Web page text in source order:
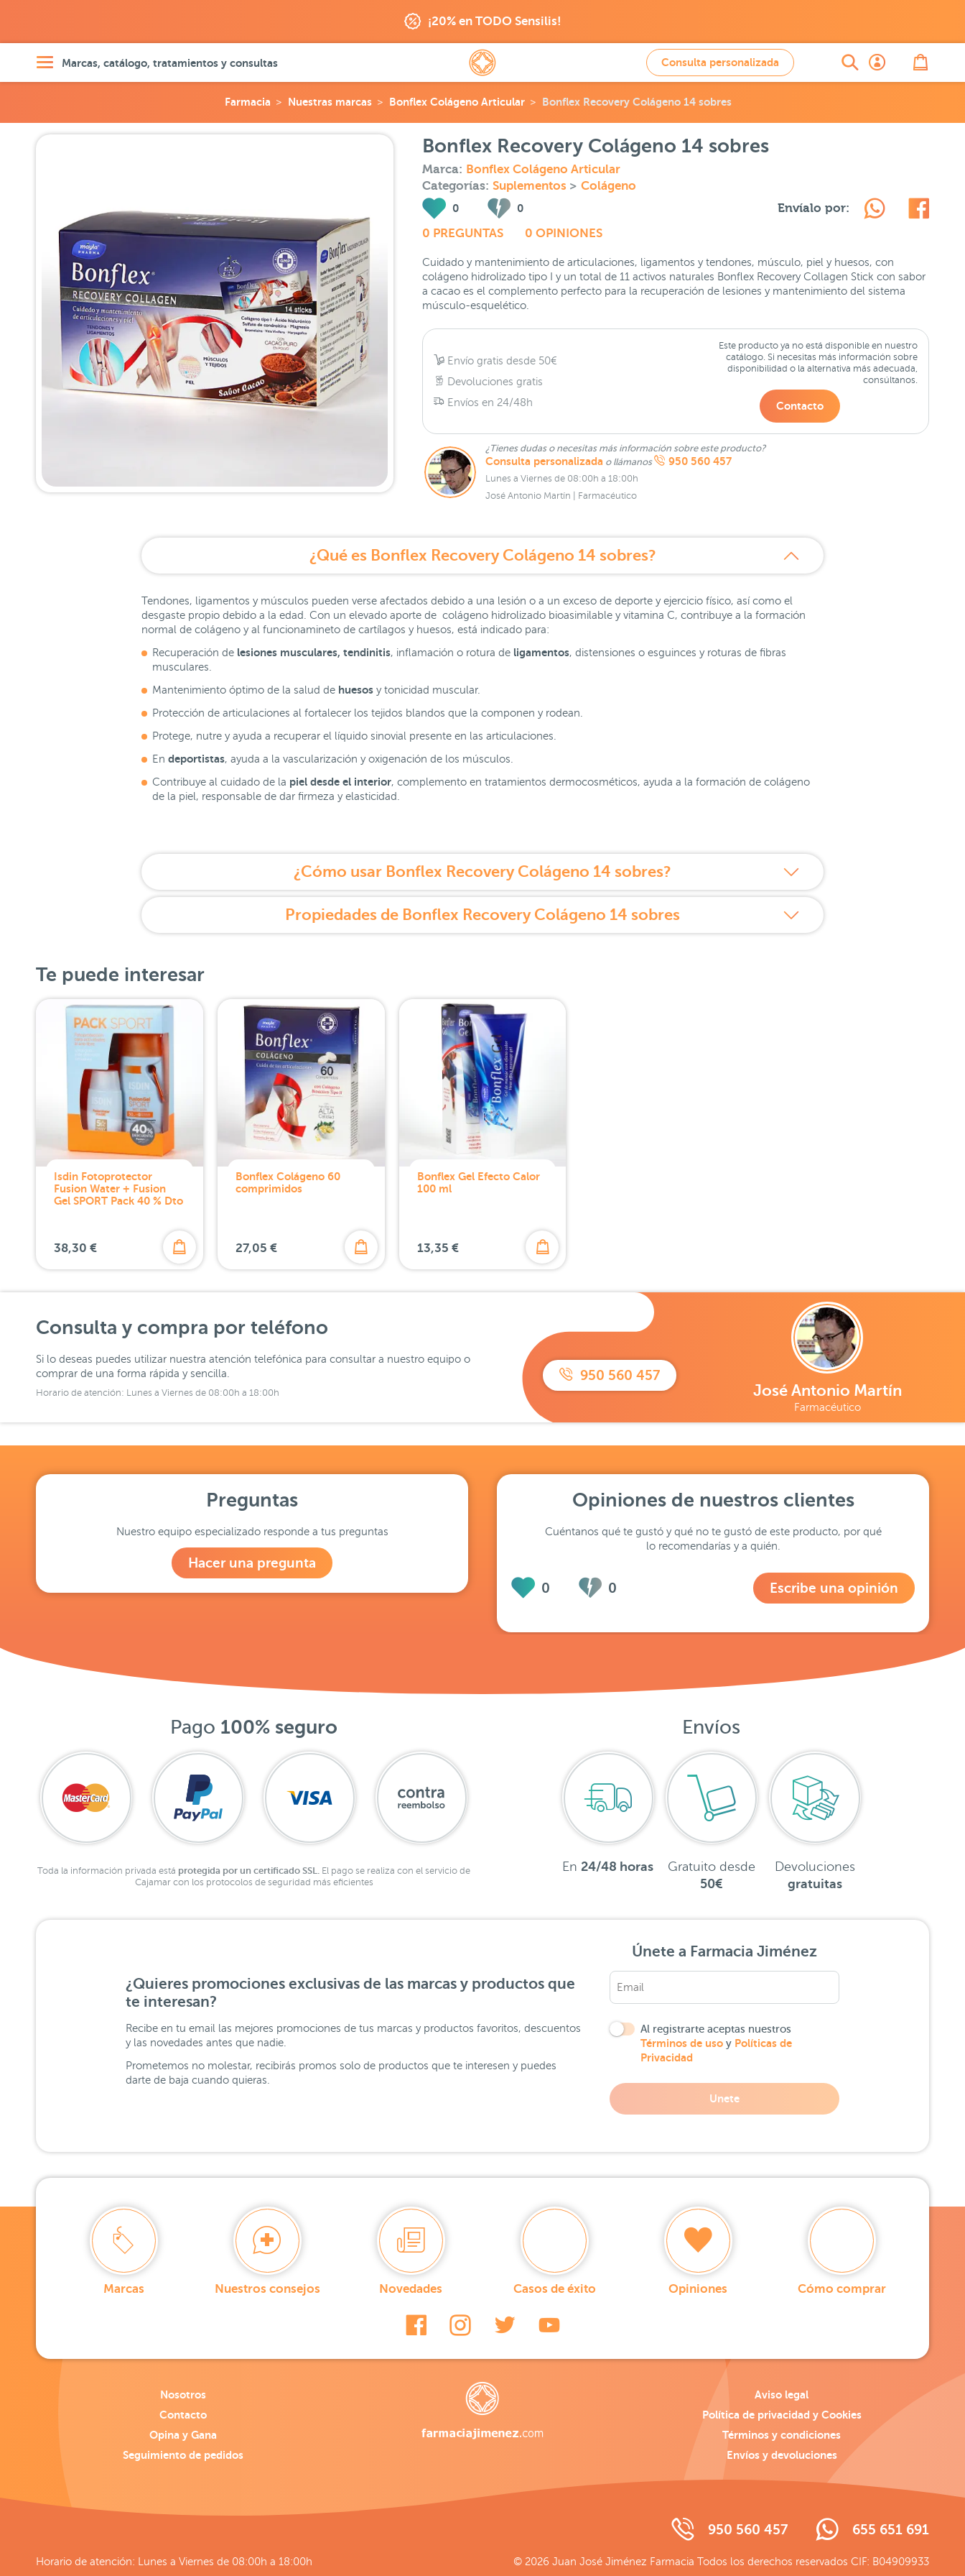
¡20% en TODO Sensilis!
Marcas, catálogo, tratamientos y consultas Consulta personalizada
Farmacia Nuestras marcas Bonflex Colágeno Articular Bonflex Recovery Colágeno 14 sobres
Bonflex Recovery Colágeno 14 sobres
Marca: Bonflex Colágeno Articular
Categorías: Suplementos > Colágeno
0 0
0 PREGUNTAS 0 OPINIONES
Envíalo por:
Cuidado y mantenimiento de articulaciones, ligamentos y tendones, músculo, piel y huesos, con
colágeno hidrolizado tipo I y un total de 11 activos naturales Bonflex Recovery Collagen Stick con sabor
a cacao es el complemento perfecto para la recuperación de lesiones y mantenimiento del sistema
músculo-esquelético.
Envío gratis desde 50€
Devoluciones gratis
Envíos en 24/48h
Este producto ya no está disponible en nuestro
catálogo. Si necesitas más información sobre
disponibilidad o la alternativa más adecuada,
consúltanos.
Contacto
¿Tienes dudas o necesitas más información sobre este producto?
Consulta personalizada o llámanos 950 560 457
Lunes a Viernes de 08:00h a 18:00h
José Antonio Martín | Farmacéutico
¿Qué es Bonflex Recovery Colágeno 14 sobres?
Tendones, ligamentos y músculos pueden verse afectados debido a una lesión o a un exceso de deporte y ejercicio físico, así como el
desgaste propio debido a la edad. Con un elevado aporte de colágeno hidrolizado bioasimilable y vitamina C, contribuye a la formación
normal de colágeno y al funcionamineto de cartílagos y huesos, está indicado para:
Recuperación de lesiones musculares, tendinitis, inflamación o rotura de ligamentos, distensiones o esguinces y roturas de fibras
musculares.
Mantenimiento óptimo de la salud de huesos y tonicidad muscular.
Protección de articulaciones al fortalecer los tejidos blandos que la componen y rodean.
Protege, nutre y ayuda a recuperar el líquido sinovial presente en las articulaciones.
En deportistas, ayuda a la vascularización y oxigenación de los músculos.
Contribuye al cuidado de la piel desde el interior, complemento en tratamientos dermocosméticos, ayuda a la formación de colágeno
de la piel, responsable de dar firmeza y elasticidad.
¿Cómo usar Bonflex Recovery Colágeno 14 sobres?
Propiedades de Bonflex Recovery Colágeno 14 sobres
Te puede interesar
Isdin Fotoprotector
Fusion Water + Fusion
Gel SPORT Pack 40 % Dto
38,30 €
Bonflex Colágeno 60
comprimidos
27,05 €
Bonflex Gel Efecto Calor
100 ml
13,35 €
Consulta y compra por teléfono
Si lo deseas puedes utilizar nuestra atención telefónica para consultar a nuestro equipo o
comprar de una forma rápida y sencilla.
Horario de atención: Lunes a Viernes de 08:00h a 18:00h
950 560 457
José Antonio Martín
Farmacéutico
Preguntas
Nuestro equipo especializado responde a tus preguntas
Hacer una pregunta
Opiniones de nuestros clientes
Cuéntanos qué te gustó y qué no te gustó de este producto, por qué
lo recomendarías y a quién.
0 0 Escribe una opinión
Pago 100% seguro
Toda la información privada está protegida por un certificado SSL.
El pago se realiza con el servicio de
Cajamar con los protocolos de seguridad más eficientes
Envíos
En 24/48 horas
Gratuito desde
50€
Devoluciones
gratuitas
¿Quieres promociones exclusivas de las marcas y productos que
te interesan?
Recibe en tu email las mejores promociones de tus marcas y productos favoritos, descuentos
y las novedades antes que nadie.
Prometemos no molestar, recibirás promos solo de productos que te interesen y puedes
darte de baja cuando quieras.
Únete a Farmacia Jiménez
Al registrarte aceptas nuestros
Términos de uso y Políticas de
Privacidad
Unete
Marcas Nuestros consejos Novedades Casos de éxito Opiniones Cómo comprar
Nosotros
Contacto
Opina y Gana
Seguimiento de pedidos
Aviso legal
Política de privacidad y Cookies
Términos y condiciones
Envíos y devoluciones
950 560 457 655 651 691
Horario de atención: Lunes a Viernes de 08:00h a 18:00h © 2026 Juan José Jiménez Farmacia Todos los derechos reservados CIF: B04909933